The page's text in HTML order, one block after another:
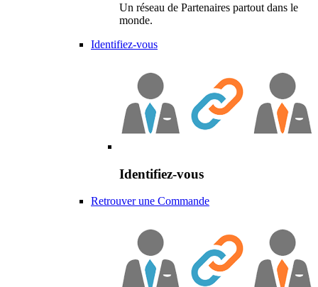
Un réseau de Partenaires partout dans le
monde.
Identifiez-vous
Identifiez-vous
Retrouver une Commande